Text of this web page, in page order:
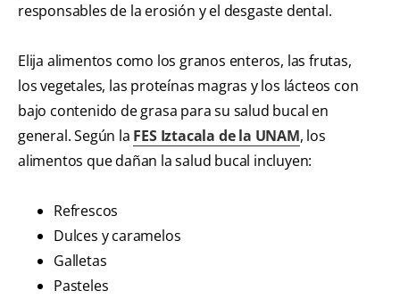
responsables de la erosión y el desgaste dental.
Elija alimentos como los granos enteros, las frutas,
los vegetales, las proteínas magras y los lácteos con
bajo contenido de grasa para su salud bucal en
general. Según la FES Iztacala de la UNAM, los
alimentos que dañan la salud bucal incluyen:
Refrescos
Dulces y caramelos
Galletas
Pasteles